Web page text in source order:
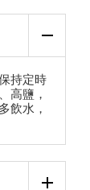
持定時
高鹽，
飲水，